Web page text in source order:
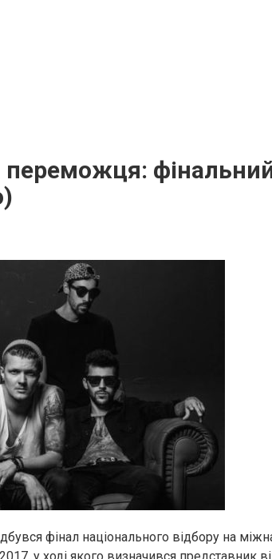
переможця:
фінал національного відбору на